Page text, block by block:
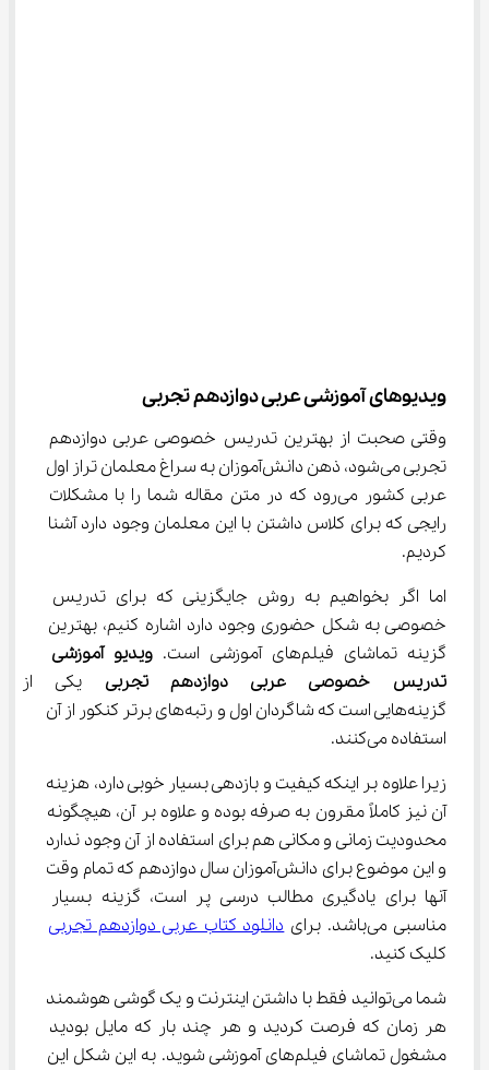
ویدیوهای آموزشی عربی دوازدهم تجربی
وقتی صحبت از بهترین تدریس خصوصی عربی دوازدهم
تجربی می‌شود، ذهن دانش‌آموزان به سراغ معلمان تراز اول
عربی کشور می‌رود که در متن مقاله شما را با مشکلات
رایجی که برای کلاس داشتن با این معلمان وجود دارد آشنا
کردیم.
اما اگر بخواهیم به روش جایگزینی که برای تدریس
خصوصی به شکل حضوری وجود دارد اشاره کنیم، بهترین
گزینه تماشای فیلم‌های آموزشی است.
ویدیو آموزشی
تدریس خصوصی عربی دوازدهم تجربی یکی از
گزینه‌هایی است که شاگردان اول و رتبه‌های برتر کنکور از آن
استفاده می‌کنند.
زیرا علاوه بر اینکه کیفیت و بازدهی بسیار خوبی دارد، هزینه
آن نیز کاملاً مقرون به صرفه بوده و علاوه بر آن، هیچگونه
محدودیت زمانی و مکانی هم برای استفاده از آن وجود ندارد
و این موضوع برای دانش‌آموزان سال دوازدهم که تمام وقت
آنها برای یادگیری مطالب درسی پر است، گزینه بسیار
مناسبی می‌باشد. برای
دانلود کتاب عربی دوازدهم تجربی
کلیک کنید.
شما می‌توانید فقط با داشتن اینترنت و یک گوشی هوشمند
هر زمان که فرصت کردید و هر چند بار که مایل بودید
مشغول تماشای فیلم‌های آموزشی شوید. به این شکل این